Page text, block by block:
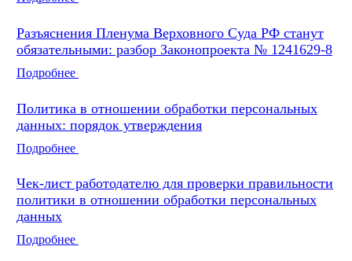
Разъяснения Пленума Верховного Суда РФ станут
обязательными: разбор Законопроекта № 1241629-8
Подробнее
Политика в отношении обработки персональных
данных: порядок утверждения
Подробнее
Чек-лист работодателю для проверки правильности
политики в отношении обработки персональных
данных
Подробнее